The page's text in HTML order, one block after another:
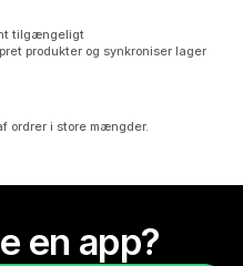
tilgængeligt
produkter og synkroniser lager
ordrer i store mængder.
en app?